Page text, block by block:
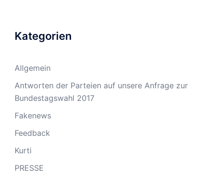
Kategorien
Allgemein
Antworten der Parteien auf unsere Anfrage zur
Bundestagswahl 2017
Fakenews
Feedback
Kurti
PRESSE